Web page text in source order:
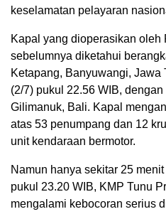
keselamatan pelayaran
Kapal yang dioperasikan
sebelumnya diketahui
Ketapang, Banyuwangi, Jawa
(2/7) pukul 22.56 WIB,
Gilimanuk, Bali. Kapal
atas 53 penumpang dan 12
unit kendaraan bermotor.
Namun hanya sekitar 25
pukul 23.20 WIB, KMP Tunu
mengalami kebocoran serius